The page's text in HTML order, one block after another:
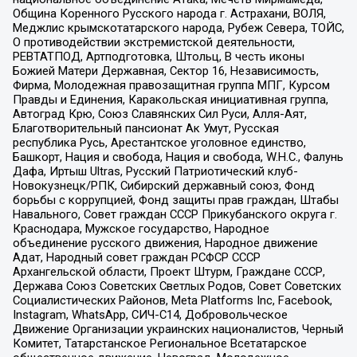
Община Коренного Русского народа г. Астрахани, ВОЛЯ,
Меджлис крымскотатарского народа, Рубеж Севера, ТОЙС,
О противодействии экстремистской деятельности,
РЕВТАТПОД, Артподготовка, Штольц, В честь иконы
Божией Матери Державная, Сектор 16, Независимость,
Фирма, Молодежная правозащитная группа МПГ, Курсом
Правды и Единения, Каракольская инициативная группа,
Автоград Крю, Союз Славянских Сил Руси, Алля-Аят,
Благотворительный пансионат Ак Умут, Русская
республика Русь, Арестантское уголовное единство,
Башкорт, Нация и свобода, Нация и свобода, W.H.С., Фалунь
Дафа, Иртыш Ultras, Русский Патриотический клуб-
Новокузнецк/РПК, Сибирский державный союз, Фонд
борьбы с коррупцией, Фонд защиты прав граждан, Штабы
Навального, Совет граждан СССР Прикубанского округа г.
Краснодара, Мужское государство, Народное
объединение русского движения, Народное движение
Адат, Народный совет граждан РСФСР СССР
Архангельской области, Проект Штурм, Граждане СССР,
Держава Союз Советских Светлых Родов, Совет Советских
Социалистических Районов, Meta Platforms Inc, Facebook,
Instagram, WhatsApp, СИЧ-С14, Добровольческое
Движение Организации украинских националистов, Черный
Комитет, Татарстанское Региональное Всетатарское